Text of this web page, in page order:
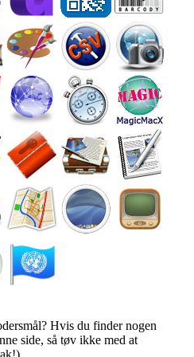
Hvis du finder nogen
side, så tøv ikke med at